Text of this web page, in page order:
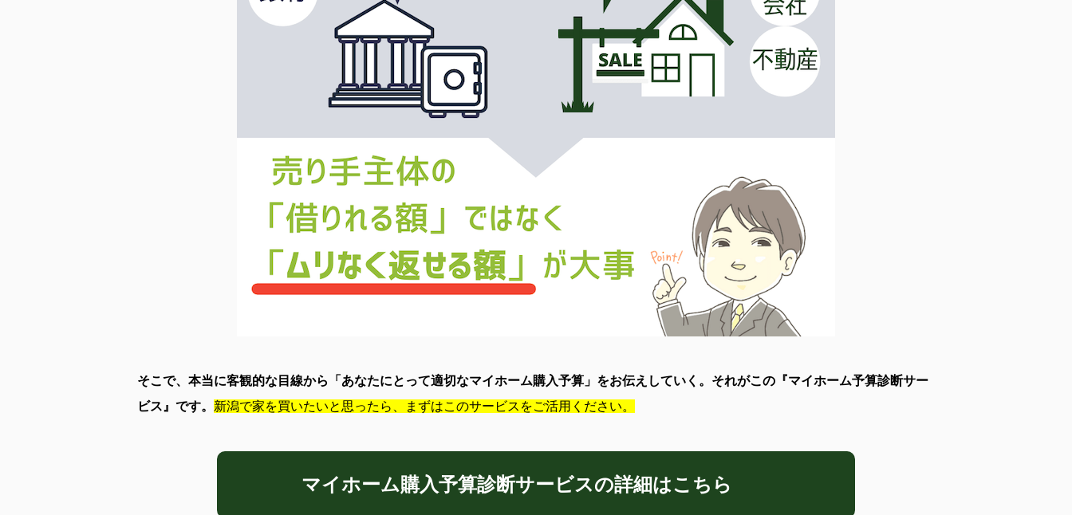
そこで、本当に客観的な目線から「あなたにとって適切なマイホーム購入予算」をお伝えしていく。それがこの『マイホーム予算診断サー
ビス』です。 新潟で家を買いたいと思ったら、まずはこのサービスをご活用ください。
マイホーム購入予算診断サービスの詳細はこちら